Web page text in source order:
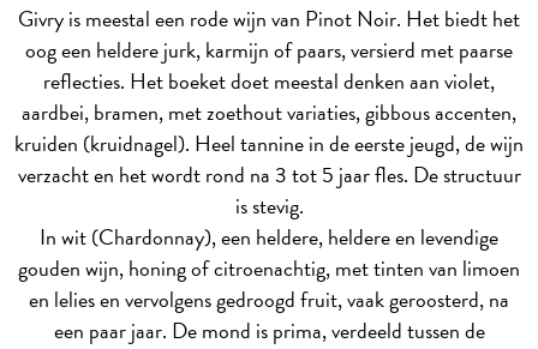
Givry is meestal een rode wijn van Pinot Noir. Het biedt het
oog een heldere jurk, karmijn of paars, versierd met paarse
reflecties. Het boeket doet meestal denken aan violet,
aardbei, bramen, met zoethout variaties, gibbous accenten,
kruiden (kruidnagel). Heel tannine in de eerste jeugd, de wijn
verzacht en het wordt rond na 3 tot 5 jaar fles. De structuur
is stevig.
In wit (Chardonnay), een heldere, heldere en levendige
gouden wijn, honing of citroenachtig, met tinten van limoen
en lelies en vervolgens gedroogd fruit, vaak geroosterd, na
een paar jaar. De mond is prima, verdeeld tussen de